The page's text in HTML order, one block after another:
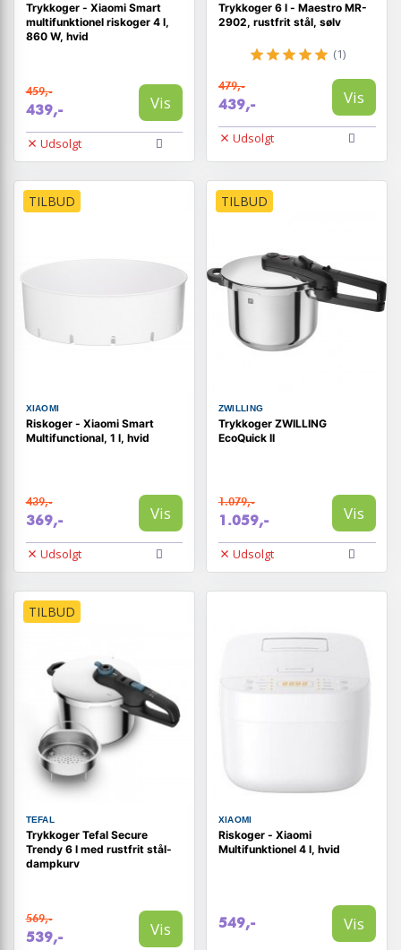
Trykkoger - Xiaomi Smart
multifunktionel riskoger 4 l,
860 W, hvid
459,-
439,- Vis
Udsolgt
Trykkoger 6 l - Maestro MR-
2902, rustfrit stål, sølv
(1)
479,-
439,- Vis
Udsolgt
TILBUD
XIAOMI
Riskoger - Xiaomi Smart
Multifunctional, 1 l, hvid
439,-
369,- Vis
Udsolgt
TILBUD
ZWILLING
Trykkoger ZWILLING
EcoQuick II
1.079,-
1.059,- Vis
Udsolgt
TILBUD
TEFAL
Trykkoger Tefal Secure
Trendy 6 l med rustfrit stål-
dampkurv
569,-
539,- Vis
XIAOMI
Riskoger - Xiaomi
Multifunktionel 4 l, hvid
549,- Vis